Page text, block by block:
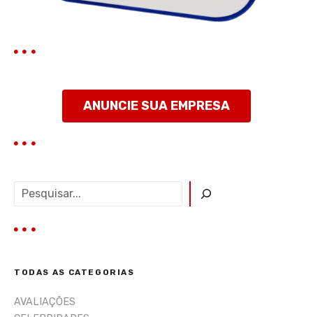
t
ANUNCIE SUA EMPRESA
q
s
r
TODAS AS CATEGORIAS
AVALIAÇÕES